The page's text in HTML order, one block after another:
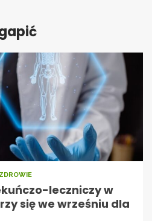
ZDROWIE
leczniczy w
się we wrześniu dla